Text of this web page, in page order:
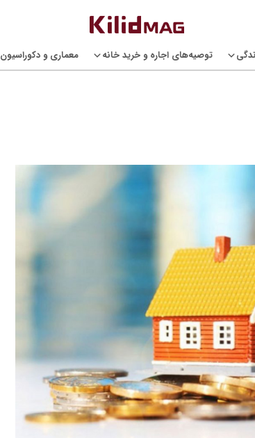
توصیه‌های اجاره و خرید خانه معماری و دکوراسیون